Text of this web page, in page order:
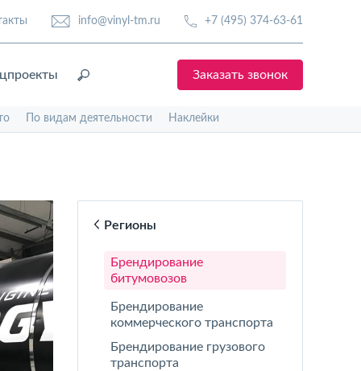
info@vinyl-tm.ru +7 (495) 374-63-61
Заказать звонок
По видам деятельности Наклейки
Регионы
Брендирование
битумовозов
Брендирование
коммерческого транспорта
Брендирование грузового
транспорта